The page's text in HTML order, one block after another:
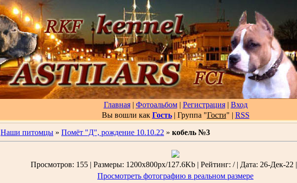
Главная| Фотоальбом| Регистрация| Вход
Вы вошли как Гость| Группа "Гости" | RSS
Наши питомцы » Помёт "Д", рождение 10.10.22 » кобель №3
Просмотров: 155 | Размеры: 1200x800px/127.6Kb | Рейтинг: / | Дата: 26-Дек-22 |
Просмотреть фотографию в реальном размере